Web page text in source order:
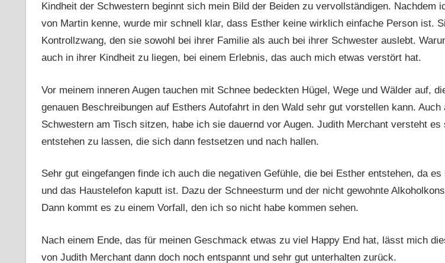
Kindheit der Schwestern beginnt sich mein Bild der Beiden zu vervollständigen. Nachdem
von Martin kenne, wurde mir schnell klar, dass Esther keine wirklich einfache Person ist.
Kontrollzwang, den sie sowohl bei ihrer Familie als auch bei ihrer Schwester auslebt.
auch in ihrer Kindheit zu liegen, bei einem Erlebnis, das auch mich etwas verstört hat.
Vor meinem inneren Augen tauchen mit Schnee bedeckten Hügel, Wege und Wälder auf,
genauen Beschreibungen auf Esthers Autofahrt in den Wald sehr gut vorstellen kann. Auch
Schwestern am Tisch sitzen, habe ich sie dauernd vor Augen. Judith Merchant versteht es
entstehen zu lassen, die sich dann festsetzen und nach hallen.
Sehr gut eingefangen finde ich auch die negativen Gefühle, die bei Esther entstehen, da
und das Haustelefon kaputt ist. Dazu der Schneesturm und der nicht gewohnte
Dann kommt es zu einem Vorfall, den ich so nicht habe kommen sehen.
Nach einem Ende, das für meinen Geschmack etwas zu viel Happy End hat, lässt mich
von Judith Merchant dann doch noch entspannt und sehr gut unterhalten zurück.